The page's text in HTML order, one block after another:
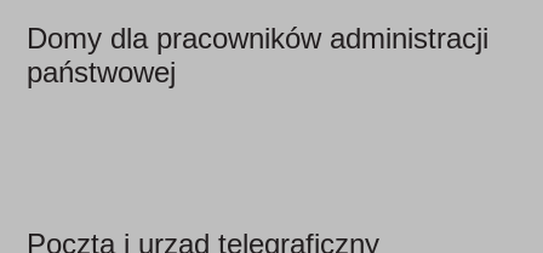
Domy dla pracowników administracji
państwowej
Poczta i urząd telegraficzny